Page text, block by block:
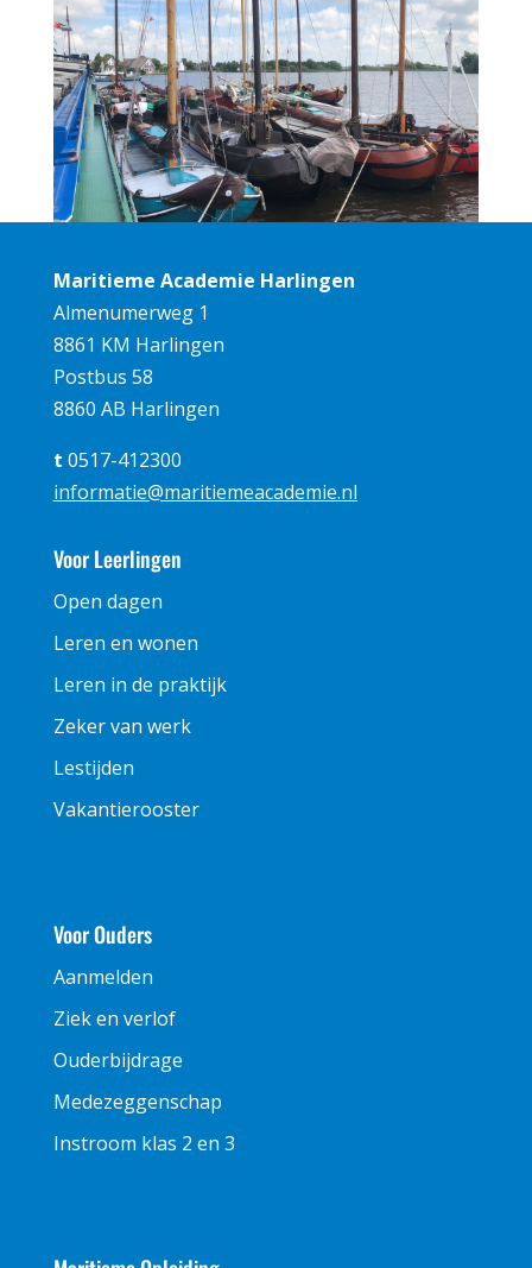
Maritieme Academie Harlingen
Almenumerweg 1
8861 KM Harlingen
Postbus 58
8860 AB Harlingen
t 0517-412300
informatie@maritiemeacademie.nl
Voor Leerlingen
Open dagen
Leren en wonen
Leren in de praktijk
Zeker van werk
Lestijden
Vakantierooster
Voor Ouders
Aanmelden
Ziek en verlof
Ouderbijdrage
Medezeggenschap
Instroom klas 2 en 3